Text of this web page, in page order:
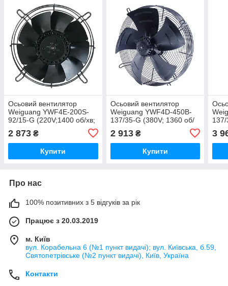
Осьовий вентилятор
Weiguang YWF4E-200S-
92/15-G (220V;1400 об/хв;
2 873 ₴
Купити
Осьовий вентилятор
Weiguang YWF4D-450B-
137/35-G (380V; 1360 об/
2 913₴
Купити
3
Про нас
100% позитивних з 5 відгуків за рік
Працює з 20.03.2019
м. Київ
вул. Корабельна 6 (№1 пункт видачі); вул. Київська, б.59,
Святопетрівське (№2 пункт видачі), Київ, Україна
Контакти